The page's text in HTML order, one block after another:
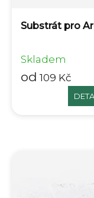
Substrát pro
Skladem
od 109 Kč